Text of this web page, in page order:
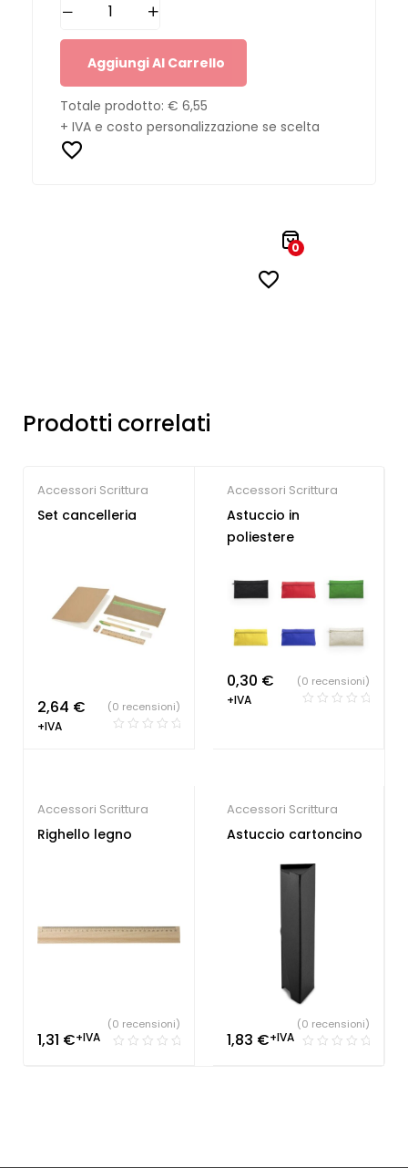
Aggiungi Al Carrello
Totale prodotto: € 6,55
+ IVA e costo personalizzazione se scelta
0
Prodotti correlati
Accessori Scrittura
Set cancelleria
2,64 €
+IVA
(0 recensioni)
Accessori Scrittura
Astuccio in
poliestere
0,30 €
+IVA
(0 recensioni)
Accessori Scrittura
Righello legno
1,31 €+IVA
(0 recensioni)
Accessori Scrittura
Astuccio cartoncino
1,83 €+IVA
(0 recensioni)